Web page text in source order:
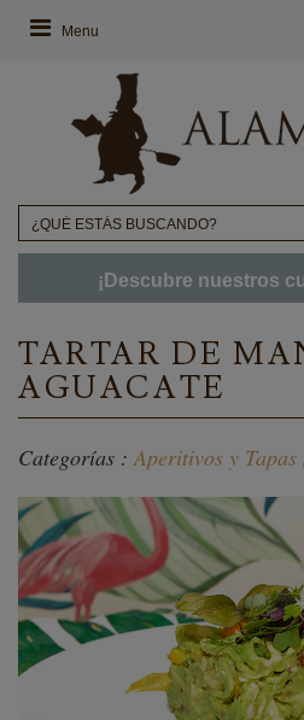
Menu
¡Descubre nuestros
TARTAR DE
AGUACATE
Categorías :Aperitivos y Tapas